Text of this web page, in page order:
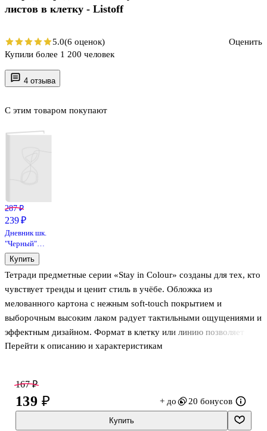
4 отзыва
Тетради предметные серии «Stay in Colour» созданы для тех, кто
чувствует тренды и ценит стиль в учёбе. Обложка из
мелованного картона с нежным soft-touch покрытием и
выборочным высоким лаком радует тактильными ощущениями и
эффектным дизайном. Формат в клетку или линию позволяет
выбрать подходящий вариант для разных предметов.
придают этой серии аккуратный и лаконичный вид. Внутренний
блок тетрадей представлен 48 листами плотностью 60 г/м².
Перейти к описанию и характеристикам
С этим товаром покупают
287 ₽
239 ₽
Дневник шк.
"Черный"
7БЦ,
глянц.ламинация
Купить
листов в клетку - Listoff
5.0(6 оценок)
Оценить
Купили более 1 200 человек
167 ₽
139 ₽ + до 20 бонусов
Купить